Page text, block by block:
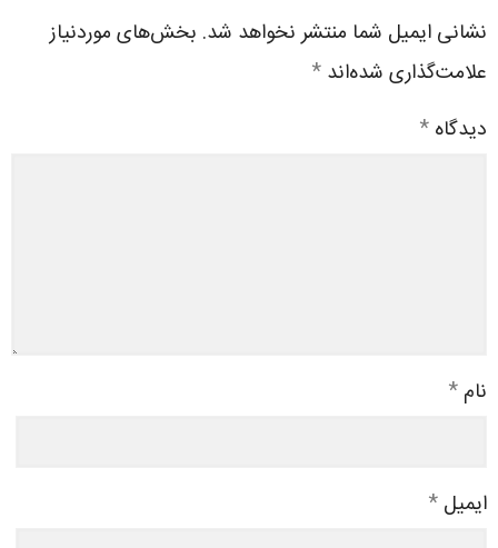
نشانی ایمیل شما منتشر نخواهد شد. بخش‌های موردنیاز
علامت‌گذاری شده‌اند *
دیدگاه *
نام *
ایمیل *